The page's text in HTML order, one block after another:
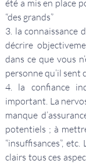
été a mis en place
“des grands”
3. la connaissance
décrire
dans ce que vous
personne qu’il sent
4. la confiance
important. La
manque
potentiels ; à
“insuffisances”,
clairs tous ces